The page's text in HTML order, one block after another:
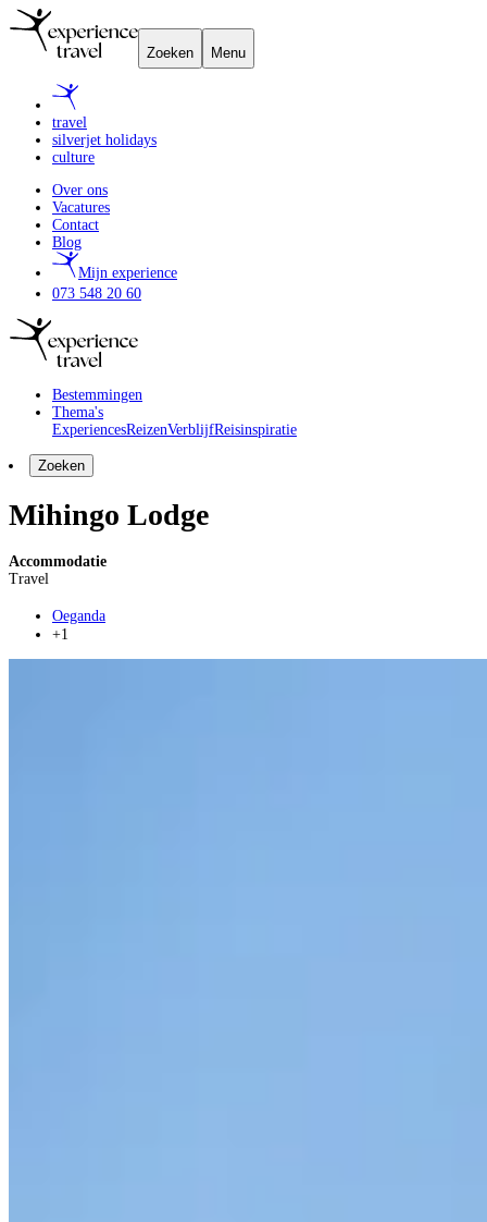
Zoeken Menu
travel
silverjet holidays
culture
Over ons
Vacatures
Contact
Blog
Mijn experience
073 548 20 60
Bestemmingen
Thema's
ExperiencesReizenVerblijfReisinspiratie
Zoeken
Mihingo Lodge
Accommodatie
Travel
Oeganda
+1